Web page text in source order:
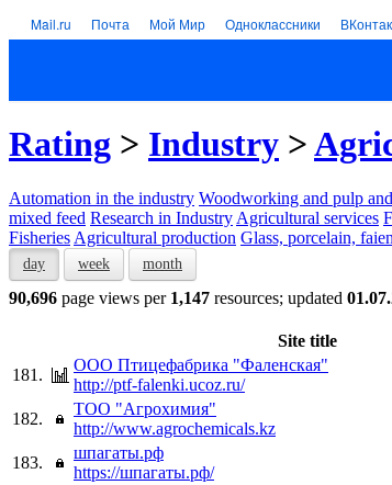
Mail.ru Почта Мой Мир Одноклассники
Rating > Industry >
Automation in the industry Woodworking and pulp
mixed feed Research in Industry Agricultural services
Fisheries Agricultural production Glass, porcelain,
day week month
90,696 page views per 1,147 resources; updated
Site title
181.
ООО Птицефабрика "Фаленская"
http://ptf-falenki.ucoz.ru/
182.
ТОО "Агрохимия"
http://www.agrochemicals.kz
183.
шпагаты.рф
https://шпагаты.рф/